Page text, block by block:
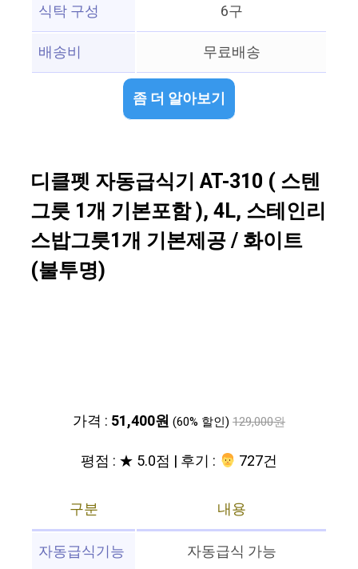
식탁 구성
6구
배송비
무료배송
좀 더 알아보기
디클펫 자동급식기 AT-310 ( 스텐
그릇 1개 기본포함 ), 4L, 스테인리
스밥그릇1개 기본제공 / 화이트
(불투명)
가격 : 51,400원 (60% 할인) 129,000원
평점 : ★ 5.0점 | 후기 : ‍‍ 727건
구분
내용
자동급식기능
자동급식 가능